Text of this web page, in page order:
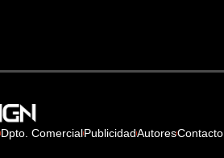
Dpto. ComercialPublicidadAutoresContacto